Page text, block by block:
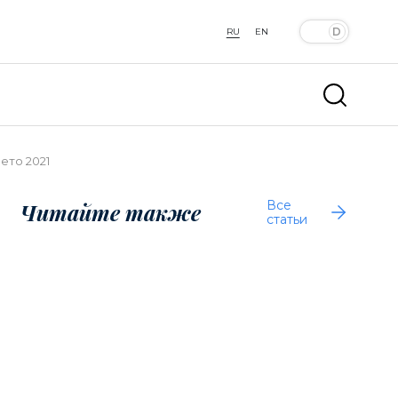
RU EN
2021
Читайте также
Все
статьи